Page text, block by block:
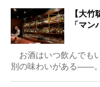
【大
「マ
お酒はいつ飲んでも
別の味わいがある――